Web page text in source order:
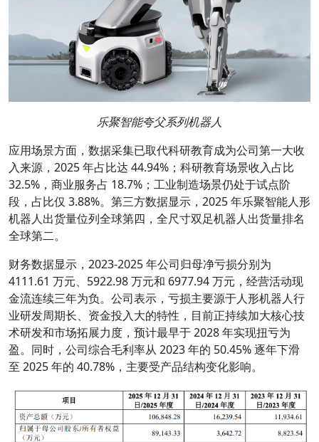
乐聚智能夸父系列机器人
应用场景方面，数据采集已取代科研教育成为公司第一大收
入来源，2025 年占比达 44.94%；科研教育场景收入占比
32.5%，商业服务占 18.7%；工业制造场景仍处于试点阶
段，占比仅 3.88%。第三方数据显示，2025 年乐聚智能人形
机器人出货量位列全球第四，全尺寸双足机器人出货量排名
全球第二。
财务数据显示，2023-2025 年公司归母净亏损分别为
4111.61 万元、5922.98 万元和 6977.94 万元，经营活动现
金流连续三年为负。公司表示，亏损主要源于人形机器人行
业研发周期长、资金投入大的特性，目前正持续加大核心技
术研发和市场拓展力度，预计最早于 2028 年实现扭亏为
盈。同时，公司综合毛利率从 2023 年的 50.45% 逐年下滑
至 2025 年的 40.78%，主要受产品结构变化影响。